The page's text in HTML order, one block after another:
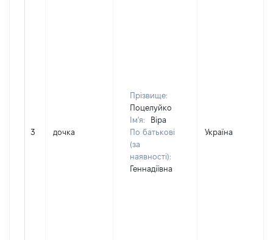
3 дочка
Прізвище:
Поцелуйко
Ім'я:
Віра
По батькові
(за
наявності):
Геннадіївна
Україна